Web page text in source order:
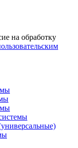
на обработку